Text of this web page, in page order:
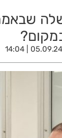
05.09.24 | 14:04